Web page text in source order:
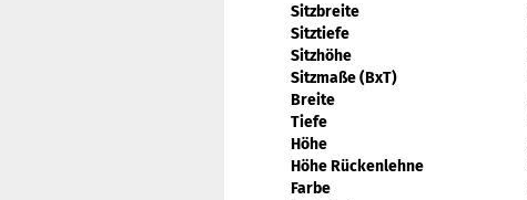
Sitzbreite
Sitztiefe
Sitzhöhe
Sitzmaße (BxT)
Breite
Tiefe
Höhe
Höhe Rückenlehne
Farbe